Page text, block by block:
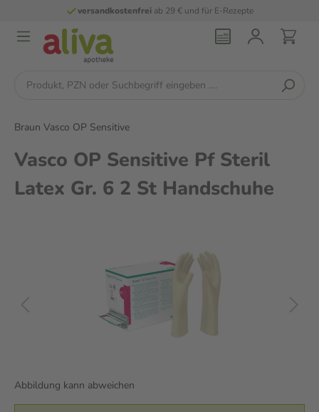
versandkostenfreiab 29 € und für E-Rezepte
Braun Vasco OP Sensitive
Vasco OP Sensitive Pf Steril
Latex Gr. 6 2 St Handschuhe
Abbildung kann abweichen